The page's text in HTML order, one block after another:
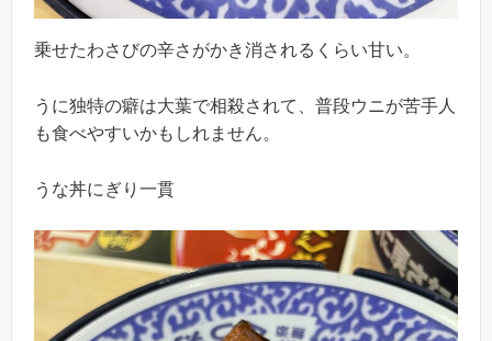
乗せたわさびの辛さがかき消されるくらい甘い。
うに独特の癖は大葉で相殺されて、普段ウニが苦手人
も食べやすいかもしれません。
うな丼にぎり一貫